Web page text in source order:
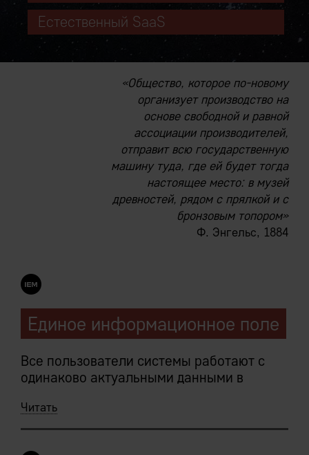
Естественный SaaS
«Общество, которое по-новому
организует производство на
основе свободной и равной
ассоциации производителей,
отправит всю государственную
машину туда, где ей будет тогда
настоящее место: в музей
древностей, рядом с прялкой и с
бронзовым топором»
Ф. Энгельс, 1884
Единое информационное поле
Все пользователи системы работают с
одинаково актуальными данными в
Читать